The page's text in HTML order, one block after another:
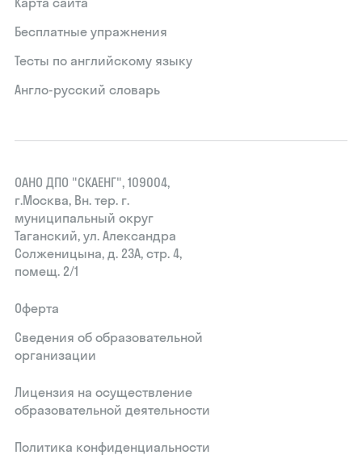
Бесплатные упражнения
Тесты по английскому языку
Англо-русский словарь
ОАНО ДПО "СКАЕНГ", 109004,
г.Москва, Вн. тер. г.
муниципальный округ
Таганский, ул. Александра
Солженицына, д. 23А, стр. 4,
помещ. 2/1
Оферта
Сведения об образовательной
организации
Лицензия на осуществление
образовательной деятельности
Политика конфиденциальности